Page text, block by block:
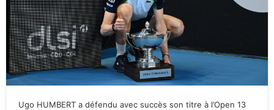
Ugo HUMBERT a défendu avec succès son titre à l’Open 13